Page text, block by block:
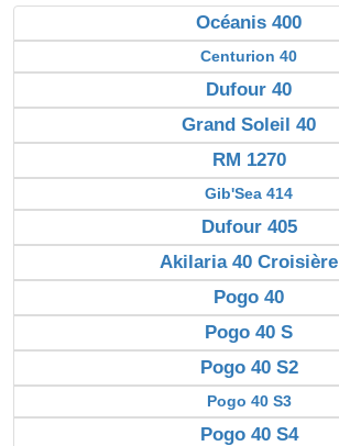
Océanis 400
Centurion 40
Dufour 40
Grand Soleil 40
RM 1270
Gib'Sea 414
Dufour 405
Akilaria 40 Croisière
Pogo 40
Pogo 40 S
Pogo 40 S2
Pogo 40 S3
Pogo 40 S4